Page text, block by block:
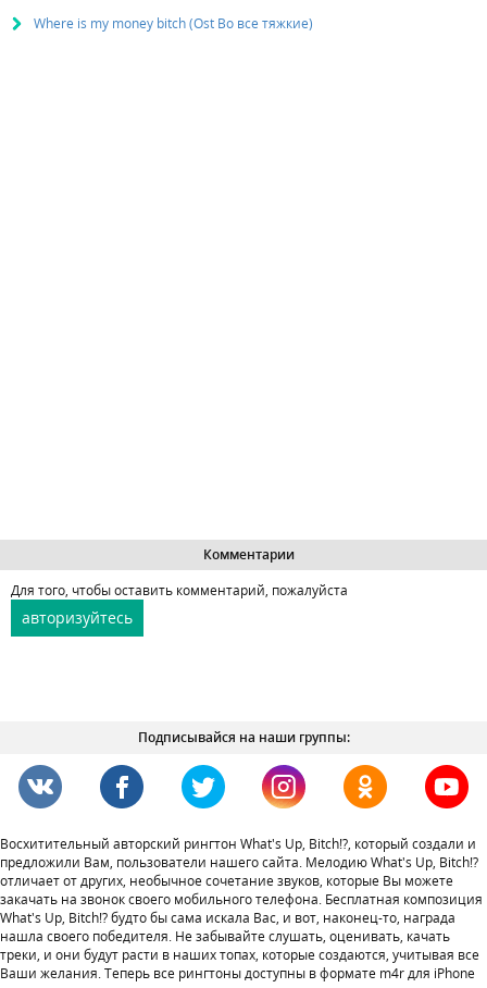
Where is my money bitch (Ost Во все тяжкие)
Комментарии
Для того, чтобы оставить комментарий, пожалуйста
авторизуйтесь
Подписывайся на наши группы:
Восхитительный авторский рингтон What's Up, Bitch!?, который создали и
предложили Вам, пользователи нашего сайта. Мелодию What's Up, Bitch!?
отличает от других, необычное сочетание звуков, которые Вы можете
закачать на звонок своего мобильного телефона. Бесплатная композиция
What's Up, Bitch!? будто бы сама искала Вас, и вот, наконец-то, награда
нашла своего победителя. Не забывайте слушать, оценивать, качать
треки, и они будут расти в наших топах, которые создаются, учитывая все
Ваши желания. Теперь все рингтоны доступны в формате m4r для iPhone